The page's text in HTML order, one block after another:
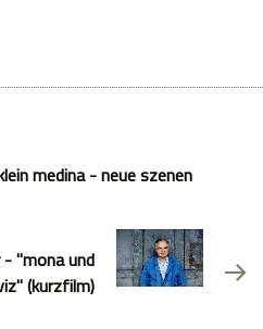
medina - neue szenen
"mona und
(kurzfilm)